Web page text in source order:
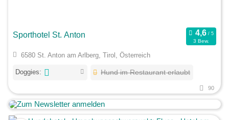
Sporthotel St. Anton
3 Bew.
6580 St. Anton am Arlberg, Tirol, Österreich
Doggies: Hund im Restaurant erlaubt
90